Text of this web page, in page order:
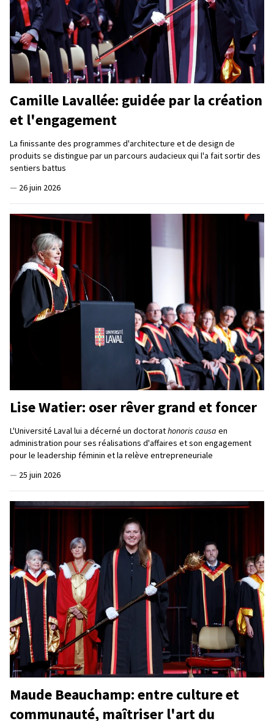
Camille Lavallée: guidée par la création
et l'engagement
La finissante des programmes d'architecture et de design de
produits se distingue par un parcours audacieux qui l'a fait sortir des
sentiers battus
— 26 juin 2026
Lise Watier: oser rêver grand et foncer
L'Université Laval lui a décerné un doctorathonoris causa en
administration pour ses réalisations d'affaires et son engagement
pour le leadership féminin et la relève entrepreneuriale
— 25 juin 2026
Maude Beauchamp: entre culture et
communauté, maîtriser l'art du